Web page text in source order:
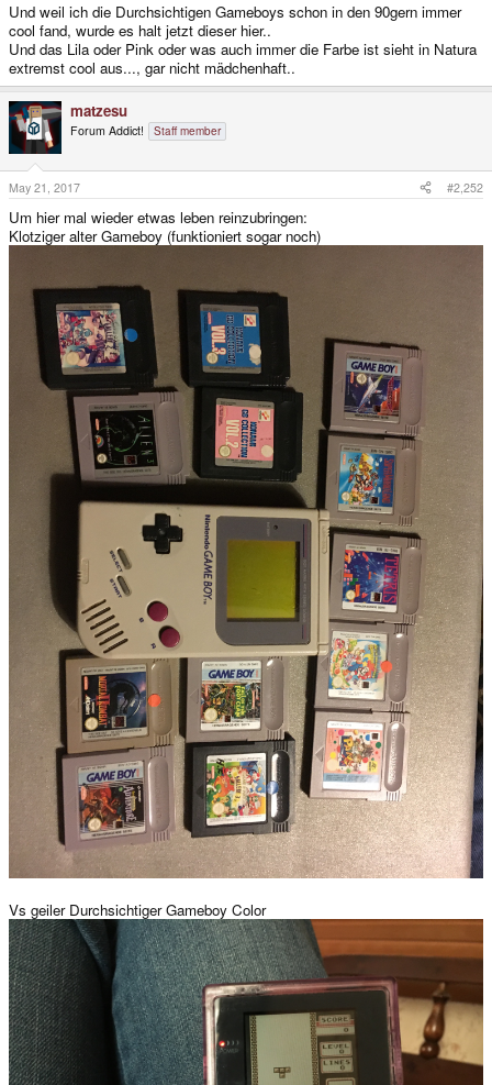
Und weil ich die Durchsichtigen Gameboys schon in den 90gern immer
cool fand, wurde es halt jetzt dieser hier..
Und das Lila oder Pink oder was auch immer die Farbe ist sieht in Natura
extremst cool aus..., gar nicht mädchenhaft..
matzesu
Forum Addict! Staff member
May 21, 2017 #2,252
Um hier mal wieder etwas leben reinzubringen:
Klotziger alter Gameboy (funktioniert sogar noch)
Vs geiler Durchsichtiger Gameboy Color